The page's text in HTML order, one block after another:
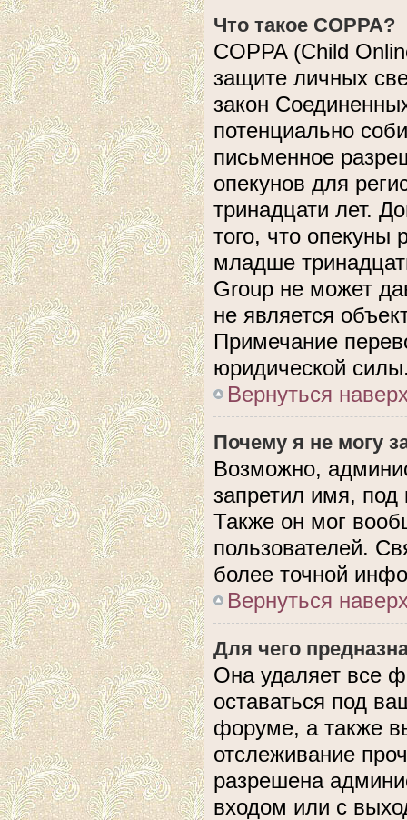
Что такое COPPA?
COPPA (Child
защите личных
закон
потенциально
письменное
опекунов для
тринадцати лет.
того, что опекуны
младше
Group не может
не является
Примечание
юридической
Вернуться
Почему я не могу
Возможно,
запретил имя, под
Также он мог
пользователей.
более точной
Вернуться
Для чего
Она удаляет все
оставаться под
форуме, а также
отслеживание
разрешена
входом или с